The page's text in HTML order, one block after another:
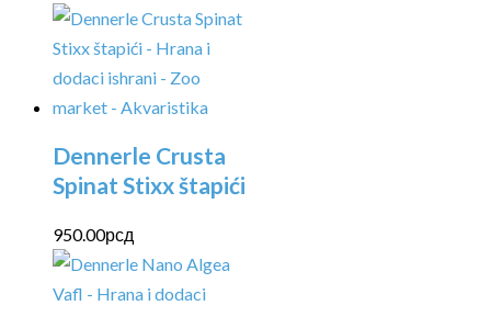
Dennerle Crusta
Spinat Stixx štapići
950.00рсд